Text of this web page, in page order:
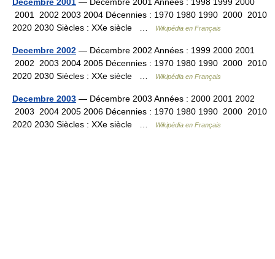
Decembre 2001 — Décembre 2001 Années : 1998 1999 2000
2001 2002 2003 2004 Décennies : 1970 1980 1990 2000 2010
2020 2030 Siècles : XXe siècle …
Wikipédia en Français
Decembre 2002 — Décembre 2002 Années : 1999 2000 2001
2002 2003 2004 2005 Décennies : 1970 1980 1990 2000 2010
2020 2030 Siècles : XXe siècle …
Wikipédia en Français
Decembre 2003 — Décembre 2003 Années : 2000 2001 2002
2003 2004 2005 2006 Décennies : 1970 1980 1990 2000 2010
2020 2030 Siècles : XXe siècle …
Wikipédia en Français